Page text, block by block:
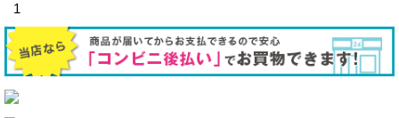
1